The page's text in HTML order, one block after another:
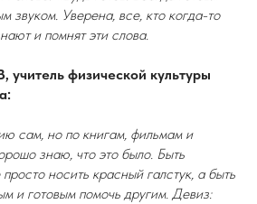
звуком. Уверена, все, кто когда-то
и помнят эти слова.
физической культуры
сам, но по книгам, фильмам и
знаю, что это было. Быть
носить красный галстук, а быть
и готовым помочь другим. Девиз: